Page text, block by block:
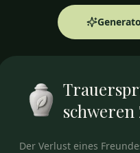
schweren
Der Verlust eines